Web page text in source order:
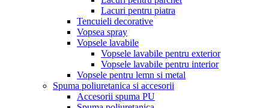
Lacuri pentru piatra
Tencuieli decorative
Vopsea spray
Vopsele lavabile
Vopsele lavabile pentru exterior
Vopsele lavabile pentru interior
Vopsele pentru lemn si metal
Spuma poliuretanica si accesorii
Accesorii spuma PU